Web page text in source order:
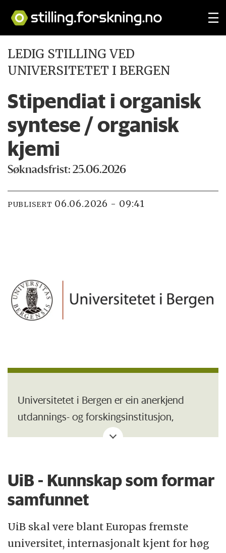
LEDIG STILLING VED
UNIVERSITETET I BERGEN
Stipendiat i organisk
syntese / organisk
kjemi
Søknadsfrist: 25.06.2026
PUBLISERT 06.06.2026 - 09:41
Universitetet i Bergen er ein anerkjend
utdannings- og forskingsinstitusjon,
organisert i sju fakultet og omlag 54
universitetsområde på Nygårdshøyden,
Haukeland, Marineholmen,
Fakultet for naturvitenskap og teknologi
UiB - Kunnskap som formar
samfunnet
UiB skal vere blant Europas fremste
universitet, internasjonalt kjent for høg